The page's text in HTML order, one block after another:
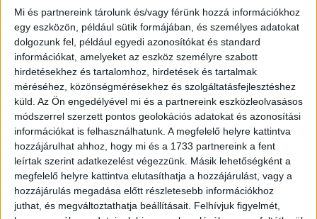
Mi és partnereink tárolunk és/vagy férünk hozzá információkhoz
egy eszközön, például sütik formájában, és személyes adatokat
dolgozunk fel, például egyedi azonosítókat és standard
információkat, amelyeket az eszköz személyre szabott
hirdetésekhez és tartalomhoz, hirdetések és tartalmak
méréséhez, közönségmérésekhez és szolgáltatásfejlesztéshez
küld. Az Ön engedélyével mi és a partnereink eszközleolvasásos
módszerrel szerzett pontos geolokációs adatokat és azonosítási
információkat is felhasználhatunk. A megfelelő helyre kattintva
hozzájárulhat ahhoz, hogy mi és a 1733 partnereink a fent
leírtak szerint adatkezelést végezzünk. Másik lehetőségként a
megfelelő helyre kattintva elutasíthatja a hozzájárulást, vagy a
hozzájárulás megadása előtt részletesebb információkhoz
juthat, és megváltoztathatja beállításait. Felhívjuk figyelmét,
Keszthely, Eladó Társasházi lakás
Zalaegerszeg, Eladó Családi ház
Szombathely, Eladó Családi ház
, Eladó Családi ház
Eger, Eladó Társasházi lakás
Balatonboglár, Eladó Családi ház
Veszprém, Eladó Társasházi lakás
Debrecen, Eladó Társasházi lakás, Családi ház
Sárvár, Eladó Társasházi lakás, Családi ház